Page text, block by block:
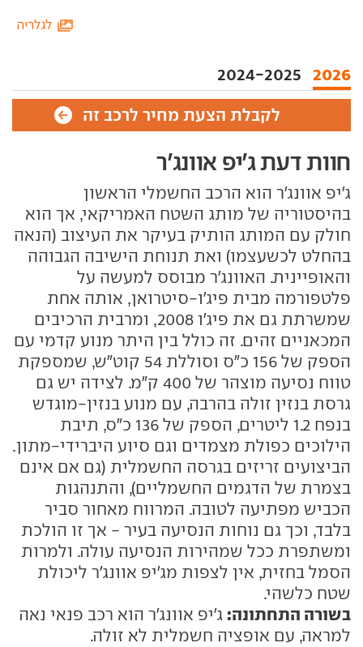
2026
2024-2025
לגלריה
לקבלת הצעת מחיר לרכב זה
חוות דעת ג'יפ אוונג'ר
ג'יפ אוונג'ר הוא הרכב החשמלי הראשון
בהיסטוריה של מותג השטח האמריקאי, אך הוא
חולק עם המותג הותיק בעיקר את העיצוב (הנאה
בהחלט לכשעצמו) ואת תנוחת הישיבה הגבוהה
והאופיינית. האוונג'ר מבוסס למעשה על
פלטפורמה מבית פיג'ו-סיטרואן, אותה אחת
שמשרתת גם את פיג'ו 2008, ומרבית הרכיבים
המכאניים זהים. זה כולל בין היתר מנוע קדמי עם
הספק של 156 כ"ס וסוללת 54 קוט"ש, שמספקת
טווח נסיעה מוצהר של 400 ק"מ. לצידה יש גם
גרסת בנזין זולה בהרבה, עם מנוע בנזין-מוגדש
בנפח 1.2 ליטרים, הספק של 136 כ"ס, תיבת
הילוכים כפולת מצמדים וגם סיוע היברידי-מתון.
הביצועים זריזים בגרסה החשמלית (גם אם אינם
בצמרת של הדגמים החשמליים), והתנהגות
הכביש מפתיעה לטובה. המרווח מאחור סביר
בלבד, וכך גם נוחות הנסיעה בעיר - אך זו הולכת
ומשתפרת ככל שמהירות הנסיעה עולה. ולמרות
הסמל בחזית, אין לצפות מג'יפ אוונג'ר ליכולת
שטח כלשהי.
בשורה התחתונה: ג'יפ אוונג'ר הוא רכב פנאי נאה
למראה, עם אופציה חשמלית לא זולה.